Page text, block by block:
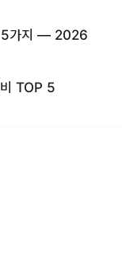
5가지 — 2026
TOP 5